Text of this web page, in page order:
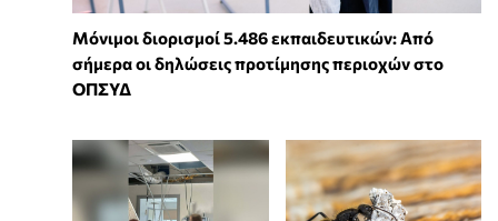
Μόνιμοι διορισμοί 5.486 εκπαιδευτικών: Από
σήμερα οι δηλώσεις προτίμησης περιοχών στο
ΟΠΣΥΔ